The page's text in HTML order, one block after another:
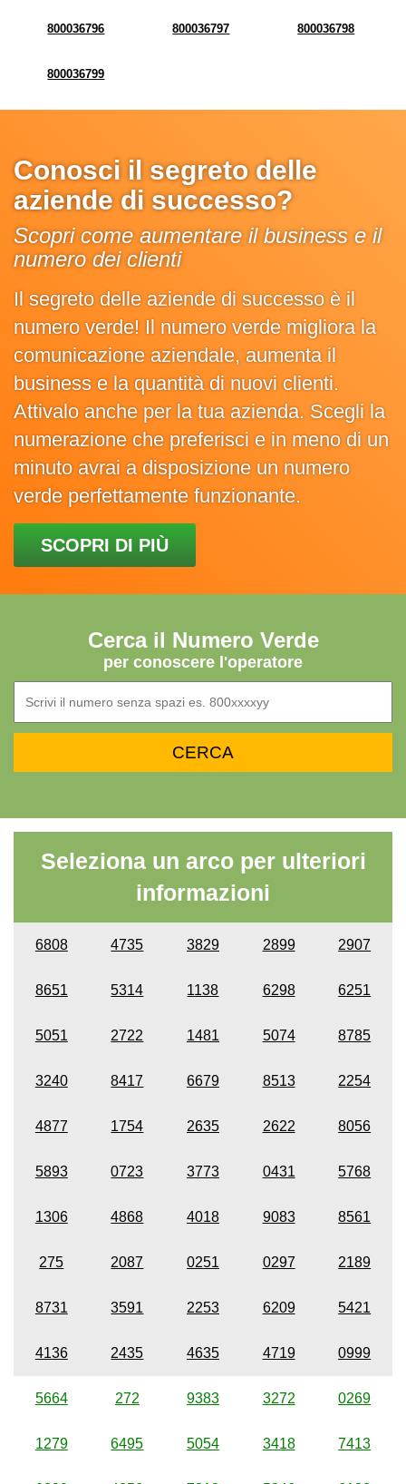
800036796 800036797 800036798
800036799
Conosci il segreto delle
aziende di successo?
Scopri come aumentare il business e il
numero dei clienti
Il segreto delle aziende di successo è il
numero verde! Il numero verde migliora la
comunicazione aziendale, aumenta il
business e la quantità di nuovi clienti.
Attivalo anche per la tua azienda. Scegli la
numerazione che preferisci e in meno di un
minuto avrai a disposizione un numero
verde perfettamente funzionante.
SCOPRI DI PIÙ
Cerca il Numero Verde
per conoscere l'operatore
Seleziona un arco per ulteriori
informazioni
6808 4735 3829 2899 2907
8651 5314 1138 6298 6251
5051 2722 1481 5074 8785
3240 8417 6679 8513 2254
4877 1754 2635 2622 8056
5893 0723 3773 0431 5768
1306 4868 4018 9083 8561
275 2087 0251 0297 2189
8731 3591 2253 6209 5421
4136 2435 4635 4719 0999
5664 272 9383 3272 0269
1279 6495 5054 3418 7413